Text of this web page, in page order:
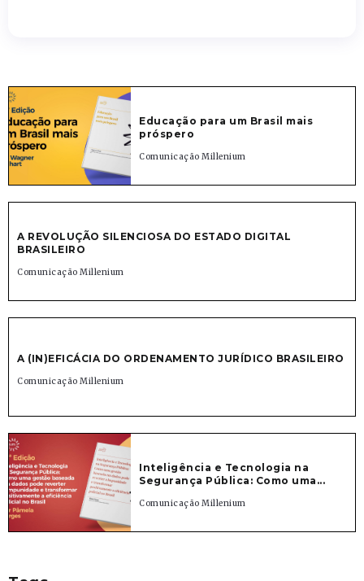
Educação para um Brasil mais
próspero
Comunicação Millenium
A REVOLUÇÃO SILENCIOSA DO ESTADO DIGITAL
BRASILEIRO
Comunicação Millenium
A (IN)EFICÁCIA DO ORDENAMENTO JURÍDICO BRASILEIRO
Comunicação Millenium
Inteligência e Tecnologia na
Segurança Pública: Como uma...
Comunicação Millenium